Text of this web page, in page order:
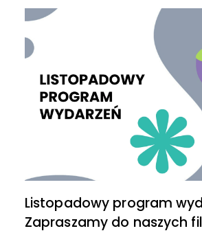
Listopadowy program
Zapraszamy do naszych